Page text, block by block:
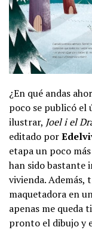
¿En qué andas
poco se publicó
ilustrar, Joel i el
editado por
etapa un poco
han sido bastante
vivienda. Además,
maquetadora en
apenas me queda
pronto el dibujo y